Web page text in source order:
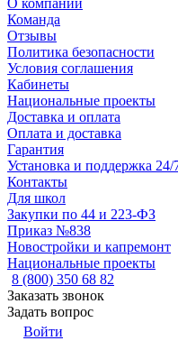
О компании
Команда
Отзывы
Политика безопасности
Условия соглашения
Кабинеты
Национальные проекты
Доставка и оплата
Оплата и доставка
Гарантия
Установка и поддержка 24/
Контакты
Для школ
Закупки по 44 и 223-ФЗ
Приказ №838
Новостройки и капремонт
Национальные проекты
8 (800) 350 68 82
Заказать звонок
Задать вопрос
Войти